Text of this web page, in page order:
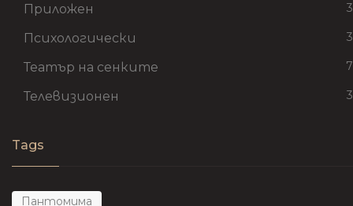
Приложен 3
Психологически 3
Театър на сенките 7
Телевизионен 3
Tags
Пантомима